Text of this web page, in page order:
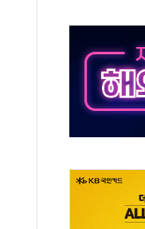
구
아지며 상승… STOXX 600